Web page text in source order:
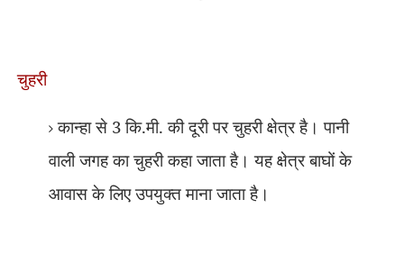
चुहरी
कान्हा से 3 कि.मी. की दूरी पर चुहरी क्षेत्र है। पानी
वाली जगह का चुहरी कहा जाता है। यह क्षेत्र बाघों के
आवास के लिए उपयुक्त माना जाता है।